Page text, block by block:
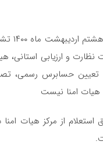
نظارت و ارزیابی
تعیین حسابرس رسمی،
هیات امنا نیست
از مرکز هیات